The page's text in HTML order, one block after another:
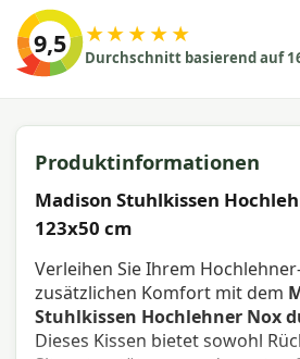
9,5 ★★★★★
Durchschnitt basierend auf
Produktinformationen
Madison Stuhlkissen
123x50 cm
Verleihen Sie Ihrem
zusätzlichen Komfort mit dem
Stuhlkissen Hochlehner Nox
Dieses Kissen bietet sowohl